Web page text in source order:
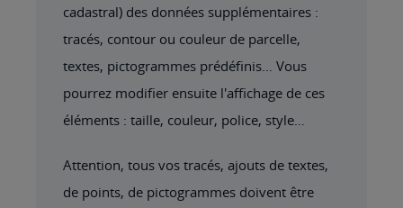
cadastral) des données supplémentaires :
tracés, contour ou couleur de parcelle,
textes, pictogrammes prédéfinis… Vous
pourrez modifier ensuite l'affichage de ces
éléments : taille, couleur, police, style…
Attention, tous vos tracés, ajouts de textes,
de points, de pictogrammes doivent être